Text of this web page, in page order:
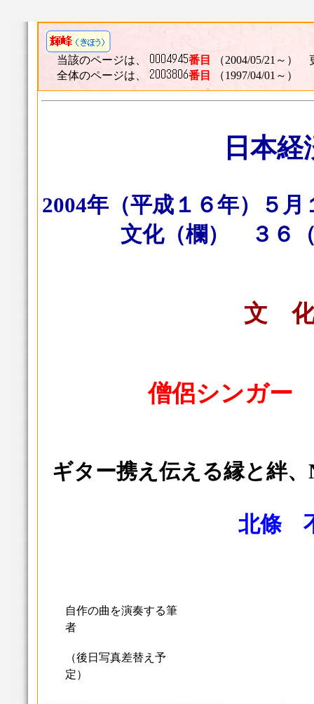
当該のページは、 番目
（2004/05/21～）
全体のページは、
番目 （1997/04/01～）
日本経
2004年（平成１６年）５
文化（欄） ３６
文
僧侶シンガー
ギター携え伝える縁と絆
北條
自作の曲を演奏する筆
者
（後日写真差替え予
定）